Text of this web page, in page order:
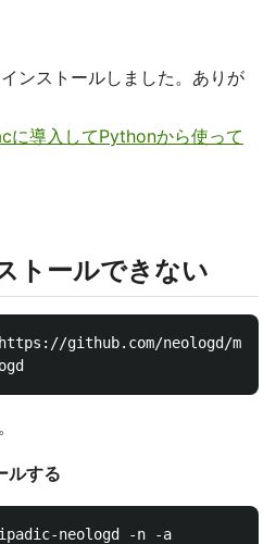
ンストールしました。ありが
に導入してPythonから使って
トールできない
github.com/neologd/
ルする